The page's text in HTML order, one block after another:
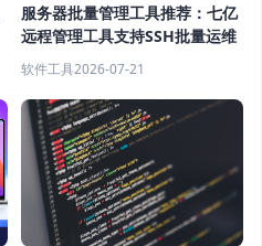
服务器批量管理工具推荐：七亿
远程管理工具支持SSH批量运维
软件工具2026-07-21